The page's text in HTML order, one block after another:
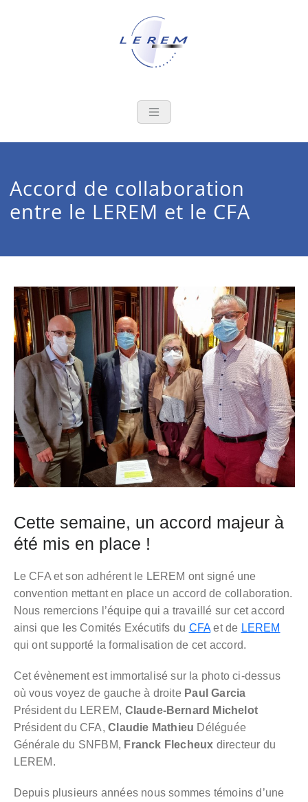
LEREM
Accord de collaboration
entre le LEREM et le CFA
Cette semaine, un accord majeur à
été mis en place !
Le CFA et son adhérent le LEREM ont signé une
convention mettant en place un accord de collaboration.
Nous remercions l’équipe qui a travaillé sur cet accord
ainsi que les Comités Exécutifs du CFAet de LEREM
qui ont supporté la formalisation de cet accord.
Cet évènement est immortalisé sur la photo ci-dessus
où vous voyez de gauche à droite Paul Garcia
Président du LEREM, Claude-Bernard Michelot
Président du CFA,Claudie Mathieu Déléguée
Générale du SNFBM, Franck Flecheux directeur du
LEREM.
Depuis plusieurs années nous sommes témoins d’une